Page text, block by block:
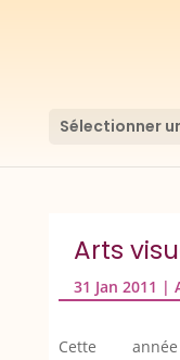
Sélectionner
Arts
31 Jan 2011 |
Cette